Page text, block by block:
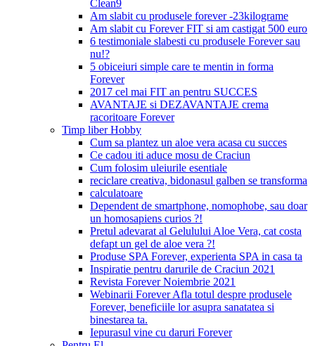
Clean9
Am slabit cu produsele forever -23kilograme
Am slabit cu Forever FIT si am castigat 500 euro
6 testimoniale slabesti cu produsele Forever sau
nu!?
5 obiceiuri simple care te mentin in forma
Forever
2017 cel mai FIT an pentru SUCCES
AVANTAJE si DEZAVANTAJE crema
racoritoare Forever
Timp liber Hobby
Cum sa plantez un aloe vera acasa cu succes
Ce cadou iti aduce mosu de Craciun
Cum folosim uleiurile esentiale
reciclare creativa, bidonasul galben se transforma
calculatoare
Dependent de smartphone, nomophobe, sau doar
un homosapiens curios ?!
Pretul adevarat al Gelulului Aloe Vera, cat costa
defapt un gel de aloe vera ?!
Produse SPA Forever, experienta SPA in casa ta
Inspiratie pentru darurile de Craciun 2021
Revista Forever Noiembrie 2021
Webinarii Forever Afla totul despre produsele
Forever, beneficiile lor asupra sanatatea si
binestarea ta.
Iepurasul vine cu daruri Forever